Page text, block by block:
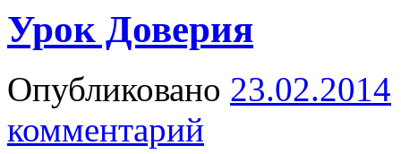
Урок Доверия
Опубликовано 23.02.2014
комментарий